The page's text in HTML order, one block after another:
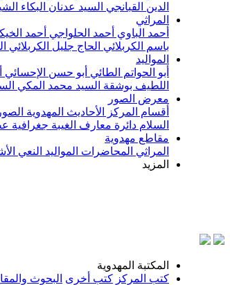
الدين القبانجي السيد عدنان البكاء
المراثي
أحمد الباوي أحمد الحلواجي أحمد
باسم الكربلائي الحاج جليل الكربلائي
المواليد
أبو الحواتم الطائي أبو حسن الإحسائي
اللطيف بوشقة السيد محمد المكي
معرض الصور
أقسام المركز
الأحاديث المهدوية
السلام دائرة معارف الغيبة جغرافية
مقاطع مهدوية
المراثي المحاضرات المواليد النعي
المزيد
المكتبة المهدوية
كتب المركز كتب أخرى البحوث